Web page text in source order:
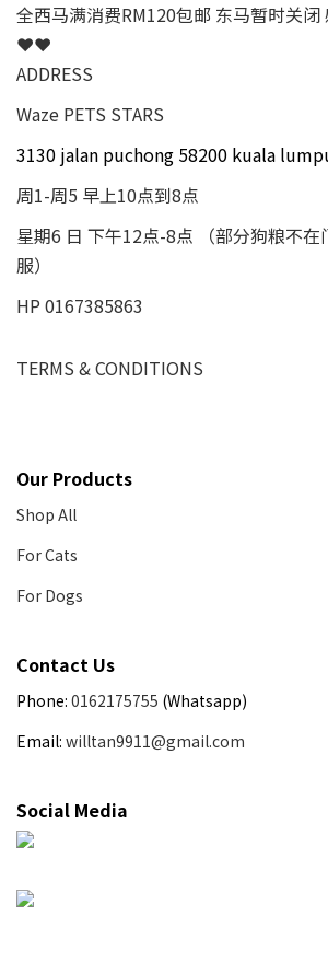
全西马满消费RM120包邮 东马暂时关
❤❤
ADDRESS
Waze PETS STARS
3130 jalan puchong 58200 kuala
周1-周5 早上10点到8点
星期6 日 下午12点-8点 （部分狗粮不在
服）
HP 0167385863
TERMS & CONDITIONS
Our Products
Shop All
For Cats
For Dogs
Contact Us
Phone: 0162175755 (Whatsapp)
Email: willtan9911@gmail.com
Social Media